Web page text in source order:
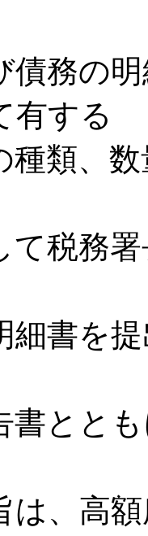
債務の
有する
種類、
て税務
細書を
書とと
は、高